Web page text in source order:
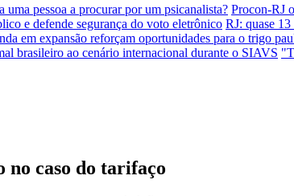
uma pessoa a procurar por um psicanalista? Procon-RJ
e defende segurança do voto eletrônico RJ: quase
em expansão reforçam oportunidades para o trigo
brasileiro ao cenário internacional durante o SIAVS
no caso do tarifaço